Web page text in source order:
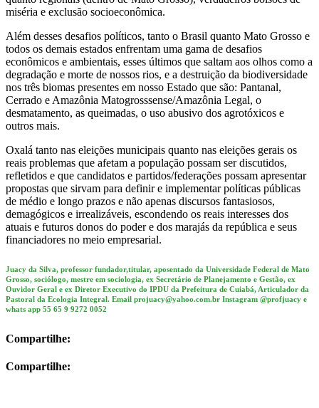
miséria e exclusão socioeconômica.
Além desses desafios políticos, tanto o Brasil quanto Mato Grosso e
todos os demais estados enfrentam uma gama de desafios
econômicos e ambientais, esses últimos que saltam aos olhos como a
degradação e morte de nossos rios, e a destruição da biodiversidade
nos três biomas presentes em nosso Estado que são: Pantanal,
Cerrado e Amazônia Matogrosssense/Amazônia Legal, o
desmatamento, as queimadas, o uso abusivo dos agrotóxicos e
outros mais.
Oxalá tanto nas eleições municipais quanto nas eleições gerais os
reais problemas que afetam a população possam ser discutidos,
refletidos e que candidatos e partidos/federações possam apresentar
propostas que sirvam para definir e implementar políticas públicas
de médio e longo prazos e não apenas discursos fantasiosos,
demagógicos e irrealizáveis, escondendo os reais interesses dos
atuais e futuros donos do poder e dos marajás da república e seus
financiadores no meio empresarial.
Juacy da Silva, professor fundador,titular, aposentado da Universidade Federal de Mato
Grosso, sociólogo, mestre em sociologia, ex Secretário de Planejamento e Gestão, ex
Ouvidor Geral e ex Diretor Executivo do IPDU da Prefeitura de Cuiabá, Articulador da
Pastoral da Ecologia Integral. Email projuacy@yahoo.com.br Instagram @profjuacy e
whats app 55 65 9 9272 0052
Compartilhe:
Compartilhe: